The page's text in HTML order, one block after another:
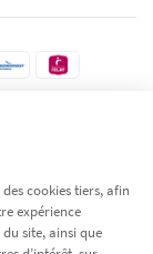
cookies tiers, afin
expérience
site, ainsi que
le plus élevé